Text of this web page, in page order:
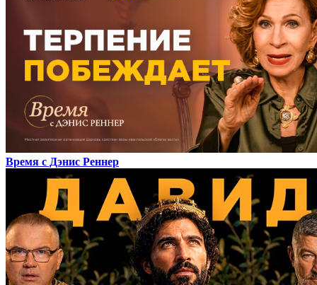
Время с Дэнис Реннер